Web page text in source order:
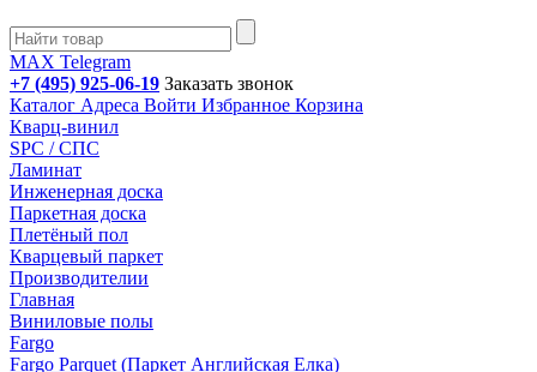
MAX Telegram
+7 (495) 925-06-19 Заказать звонок
Каталог Адреса Войти Избранное Корзина
Кварц-винил
SPC / СПС
Ламинат
Инженерная доска
Паркетная доска
Плетёный пол
Кварцевый паркет
Производителии
Главная
Виниловые полы
Fargo
Fargo Parquet (Паркет Английская Елка)